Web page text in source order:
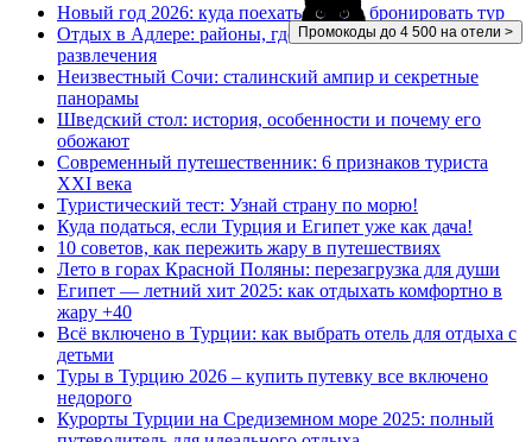
Промокоды до 4 500 на отели >
Новый год 2026: куда поехать и когда бронировать тур
Отдых в Адлере: районы, где лучшие пляжи,
развлечения
Неизвестный Сочи: сталинский ампир и секретные
панорамы
Шведский стол: история, особенности и почему его
обожают
Современный путешественник: 6 признаков туриста
XXI века
Туристический тест: Узнай страну по морю!
Куда податься, если Турция и Египет уже как дача!
10 советов, как пережить жару в путешествиях
Лето в горах Красной Поляны: перезагрузка для души
Египет — летний хит 2025: как отдыхать комфортно в
жару +40
Всё включено в Турции: как выбрать отель для отдыха с
детьми
Туры в Турцию 2026 – купить путевку все включено
недорого
Курорты Турции на Средиземном море 2025: полный